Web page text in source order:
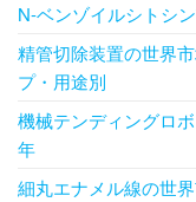
N-ベンゾイルシトシ
精管切除装置の世界
プ・用途別
機械テンディングロ
年
細丸エナメル線の世